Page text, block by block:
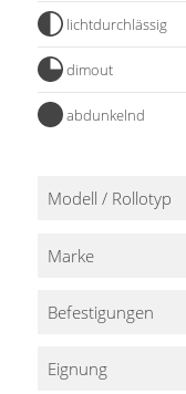
Stoffe
Panneaux
lichtdurchlässig
dimout
abdunkelnd
Modell / Rollotyp
Marke
Befestigungen
Eignung